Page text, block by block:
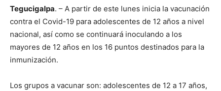
Tegucigalpa. – A partir de este lunes inicia la vacunación
contra el Covid-19 para adolescentes de 12 años a nivel
nacional, así como se continuará inoculando a los
mayores de 12 años en los 16 puntos destinados para la
inmunización.
Los grupos a vacunar son: adolescentes de 12 a 17 años,